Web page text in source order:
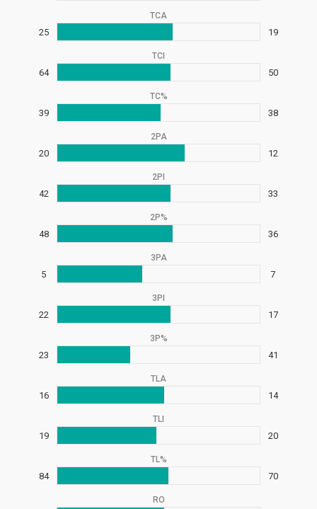
TCA
25 19
TCI
64 50
TC%
39 38
2PA
20 12
2PI
42 33
2P%
48 36
3PA
5 7
3PI
22 17
3P%
23 41
TLA
16 14
TLI
19 20
TL%
84 70
RO